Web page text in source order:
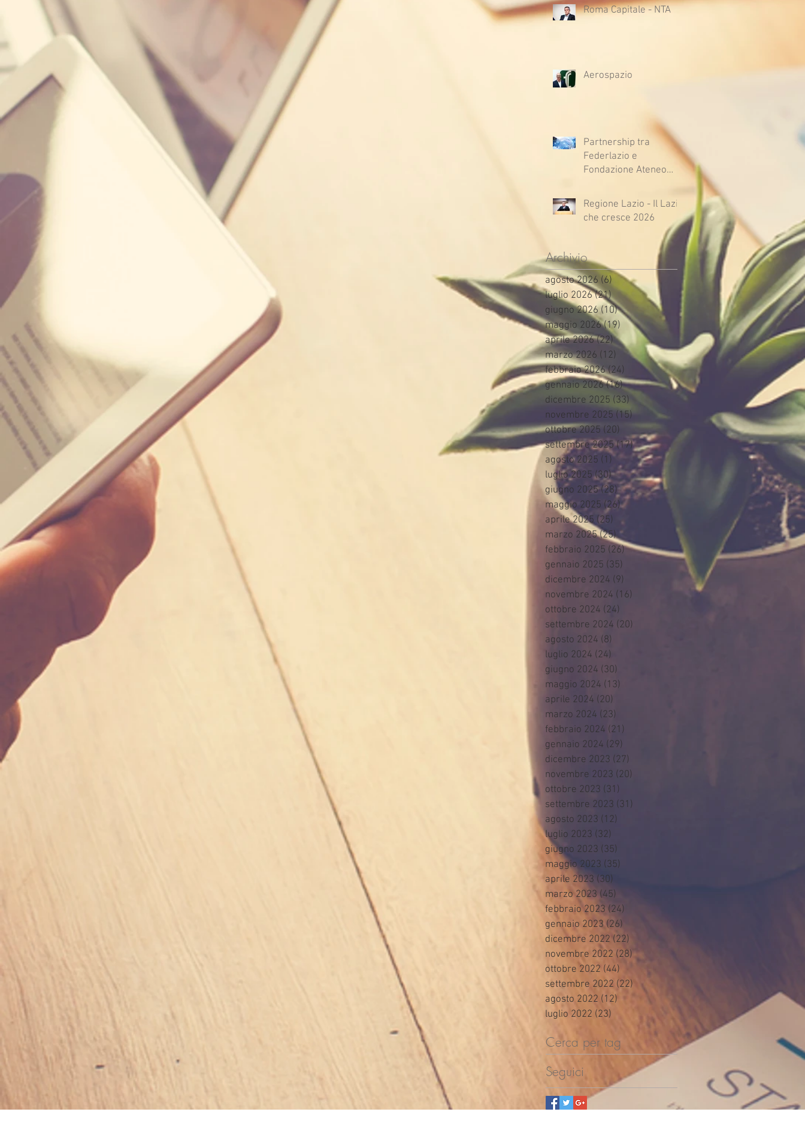
Roma Capitale - NTA
Aerospazio
Partnership tra
Federlazio e
Fondazione Ateneo
Regione Lazio - Il Lazio
che cresce 2026
Archivio
agosto 2026 (6) 6 post
luglio 2026 (21)21 post
giugno 2026 (10)10 post
maggio 2026 (19) 19 post
aprile 2026 (22)22 post
marzo 2026 (12) 12 post
febbraio 2026 (24) 24 post
gennaio 2026 (16)16 post
dicembre 2025 (33)
novembre 2025 (15)15 post
ottobre 2025 (20) 20 post
settembre 2025 (17)17 post
agosto 2025 (1) 1 post
luglio 2025 (30)30 post
giugno 2025 (28)28 post
maggio 2025 (26)26 post
aprile 2025 (25) 25 post
marzo 2025 (25)25 post
febbraio 2025 (26)26 post
gennaio 2025 (35)
dicembre 2024 (9)
novembre 2024 (16)
ottobre 2024 (24)
settembre 2024 (20)
agosto 2024 (8)
luglio 2024 (24)
giugno 2024 (30)
maggio 2024 (13)
aprile 2024 (20)
marzo 2024 (23)
febbraio 2024 (21)
gennaio 2024 (29)
dicembre 2023 (27)
novembre 2023 (20)
ottobre 2023 (31)
settembre 2023 (31)
agosto 2023 (12)
luglio 2023 (32)
giugno 2023 (35)
maggio 2023 (35)
aprile 2023 (30)
marzo 2023 (45)
febbraio 2023 (24)
gennaio 2023 (26)
dicembre 2022 (22)
novembre 2022 (28)28 post
ottobre 2022 (44) 44 post
settembre 2022 (22) 22 post
agosto 2022 (12) 12 post
luglio 2022 (23)
Cerca per tag
Seguici